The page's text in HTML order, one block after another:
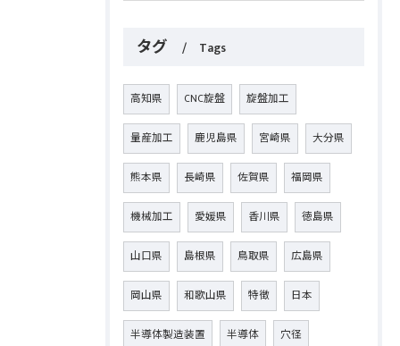
タグ Tags
高知県 CNC旋盤 旋盤加工
量産加工 鹿児島県 宮崎県 大分県
熊本県 長崎県 佐賀県 福岡県
機械加工 愛媛県 香川県 徳島県
山口県 島根県 鳥取県 広島県
岡山県 和歌山県 特徴 日本
半導体製造装置 半導体 穴径